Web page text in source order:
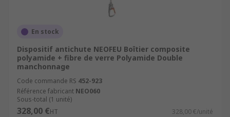
En stock
Dispositif antichute NEOFEU Boîtier composite
polyamide + fibre de verre Polyamide Double
manchonnage
Code commande RS 452-923
Référence fabricant NEO060
Sous-total (1 unité)
328,00 €HT 328,00 €/unité